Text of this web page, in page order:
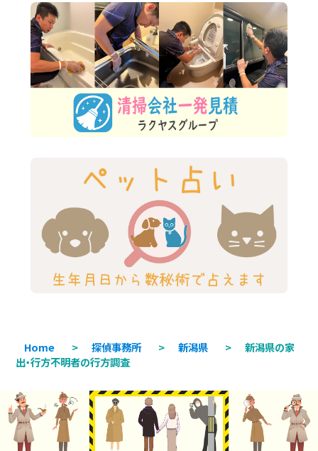
Home > 探偵事務所 > 新潟県 >
新潟県の家
出・行方不明者の行方調査